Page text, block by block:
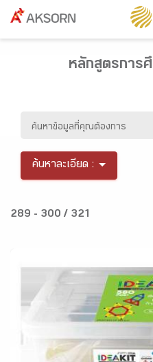
หลักสูตรการ
ค้นหาละเอียด :
289 - 300 / 321